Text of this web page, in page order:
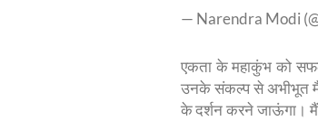
— Narendra Modi
एकता के महाकुंभ को
उनके संकल्प से अभीभूत मैं
के दर्शन करने जाऊंगा। मैं